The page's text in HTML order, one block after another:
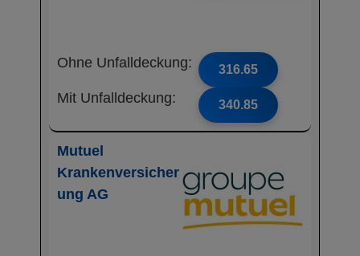
Ohne Unfalldeckung: 316.65
Mit Unfalldeckung: 340.85
Mutuel
Krankenversicher
ung AG